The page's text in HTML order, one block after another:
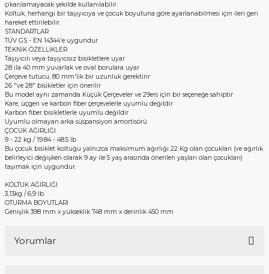
çıkarılamayacak şekilde kullanılabilir.
Koltuk, herhangi bir taşıyıcıya ve çocuk boyutuna göre ayarlanabilmesi için ileri geri
hareket ettirilebilir.
STANDARTLAR
TÜV GS - EN 14344'e uygundur
TEKNİK ÖZELLİKLER
Taşıyıcılı veya taşıyıcısız bisikletlere uyar
28 ila 40 mm yuvarlak ve oval borulara uyar
Çerçeve tutucu, 80 mm'lik bir uzunluk gerektirir
26 "ve 28" bisikletler için önerilir
Bu model aynı zamanda Küçük Çerçeveler ve 29ers için bir seçeneğe sahiptir
Kare, üçgen ve karbon fiber çerçevelerle uyumlu değildir
Karbon fiber bisikletlerle uyumlu değildir
Uyumlu olmayan arka süspansiyon amortisörü
ÇOCUK AĞIRLIĞI
9 - 22 kg / 19.84 - 48.5 lb
Bu çocuk bisiklet koltuğu yalnızca maksimum ağırlığı 22 Kg olan çocukları (ve ağırlık
belirleyici değişken olarak 9 ay ile 5 yaş arasında önerilen yaşları olan çocukları)
taşımak için uygundur.
KOLTUK AĞIRLIĞI
3,13kg / 6,9 lb
OTURMA BOYUTLARI
Genişlik 398 mm x yükseklik 748 mm x derinlik 450 mm
Yorumlar